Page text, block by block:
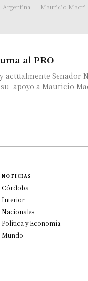
Argentina Mauricio Macri
al PRO
actualmente Senador
apoyo a Mauricio
NOTICIAS
Córdoba
Interior
Nacionales
Política y Economía
Mundo